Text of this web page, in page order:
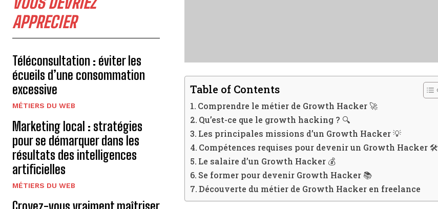
I WANT IN
I've read and accept thePrivacy Policy .
APPRECIER
Téléconsultation : éviter les
écueils d’une consommation
excessive
MÉTIERS DU WEB
Marketing local : stratégies
pour se démarquer dans les
résultats des intelligences
artificielles
MÉTIERS DU WEB
Table of Contents
Comprendre le métier de Growth Hacker 🚀
Qu’est-ce que le growth hacking ? 🔍
Les principales missions d’un Growth Hacker 💡
Compétences requises pour devenir un Growth Hacker 🛠️
Le salaire d’un Growth Hacker 💰
Se former pour devenir Growth Hacker 📚
Découverte du métier de Growth Hacker en freelance